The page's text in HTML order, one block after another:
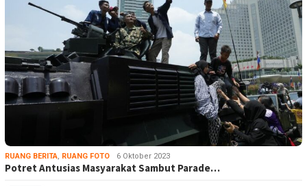
RUANG BERITA, RUANG FOTO 6 Oktober 2023
Potret Antusias Masyarakat Sambut Parade…